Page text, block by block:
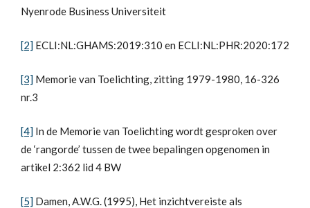
Nyenrode Business Universiteit
[2] ECLI:NL:GHAMS:2019:310 en ECLI:NL:PHR:2020:172
[3] Memorie van Toelichting, zitting 1979-1980, 16-326
nr.3
[4] In de Memorie van Toelichting wordt gesproken over
de ‘rangorde’ tussen de twee bepalingen opgenomen in
artikel 2:362 lid 4 BW
[5] Damen, A.W.G. (1995), Het inzichtvereiste als